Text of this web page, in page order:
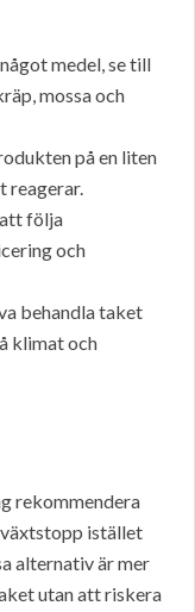
medel, se till
mossa och
på en liten
reagerar.
följa
och
behandla taket
klimat och
rekommendera
istället
alternativ är mer
utan att riskera